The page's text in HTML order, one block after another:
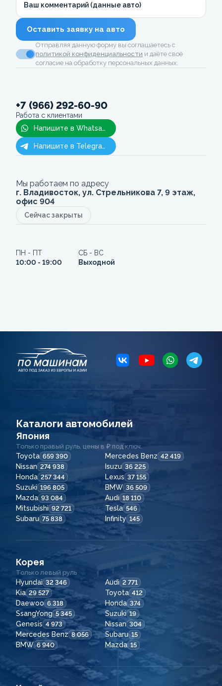
Ваш комментарий (данные авто)
Оставить заявку на авто
Отправляя данную форму вы соглашаетесь с
политикой конфиденциальности и даёте своё
согласие на обработку персональных данных.
+7 (966) 292-60-90
Работа с клиентами
Напишите в Whatsapp
Напишите в Telegram
Мы работаем по адресу
г. Владивосток, ул. Стрельникова 7, 9 этаж,
офис 904
Сейчас закрыты
ПН - ПТ
10:00 - 19:00
СБ - ВС
Выходной
Каталоги автомобилей
Япония
Только правый руль, цены в ₽ под ключ.
Toyota 659 390 Mercedes Benz 42 419
Nissan 274 938 Isuzu 36 225
Honda 257 344 Lexus 37 155
Suzuki 196 805 BMW 36 509
Mazda 93 084 Audi 18 110
Mitsubishi 92 721 Tesla 546
Subaru 75 838 Infinity 145
Корея
Только левый руль
Hyundai 32 346 Audi 2 771
Kia 29 527 Toyota 412
Daewoo 6 318 Honda 374
SsangYong 5 345 Suzuki 19
Genesis 4 973 Nissan 304
Mercedes Benz 8 056 Subaru 15
BMW 6 940 Mazda 15